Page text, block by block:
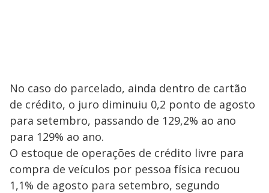
No caso do parcelado, ainda dentro de cartão
de crédito, o juro diminuiu 0,2 ponto de agosto
para setembro, passando de 129,2% ao ano
para 129% ao ano.
O estoque de operações de crédito livre para
compra de veículos por pessoa física recuou
1,1% de agosto para setembro, segundo